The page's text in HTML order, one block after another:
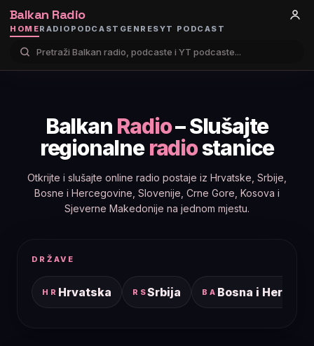
Balkan Radio
HOMERADIO PODCAST GENRESYT PODCAST
Balkan Radio– Slušajte
regionalneradiostanice
Otkrijte i slušajte online radio postaje iz Hrvatske, Srbije,
Bosne i Hercegovine, Slovenije, Crne Gore, Kosova i
Sjeverne Makedonije na jednom mjestu.
DRŽAVE
HR Hrvatska RSSrbija BA Bosna i